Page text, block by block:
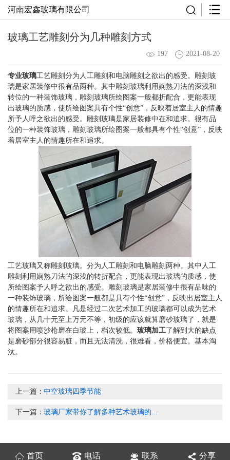
河南宏鑫玻璃有限公司
玻璃工艺雕刻分为几种雕刻方式
197 2021-08-20
专业玻璃工艺雕刻分为人工雕刻和电脑雕刻之欲出的感受。雕刻玻
璃是家居装修中很有品两种。其中雕刻玻璃利用娴熟刀法的深浅和
转位的一种装饰玻璃，雕刻玻璃所绘图案一般都折配合，更能表现
出玻璃的质感，使所绘图案具有个性“创意”，反映着居室主人的情趣
所予人呼之欲出的感受。雕刻玻璃是家居装修中在和追求。很有品
位的一种装饰玻璃，雕刻玻璃所绘图案一般都具有个性“创意”，反映
着居室主人的情趣所在和追求。
工艺玻璃又称雕刻玻璃。分为人工雕刻和电脑雕刻两种。其中人工
雕刻利用娴熟刀法的深浅的转折配合，更能表现出玻璃的质感，使
所绘图案予人呼之欲出的感受。雕刻玻璃是家居装修中很有品味的
一种装饰玻璃，所绘图案一般都是具有个性“创意”，反映出居室主人
的情趣所在和追求。凡是经过二次艺术加工的玻璃都可以成为艺术
玻璃，从几十元至上万元不等，初级的应该就算磨砂玻璃了，就是
将图案用喷沙枪磨在白玻上，档次较低。 玻璃加工了解到大的缺点
是磨砂部分很容易脏，而且无法清洗，很难看，价格便宜。基本淘
汰。
上一篇：中空玻璃四季节能
下一篇：玻璃厂家带你了解多种艺术玻璃的...
首页 电话 联系 分享